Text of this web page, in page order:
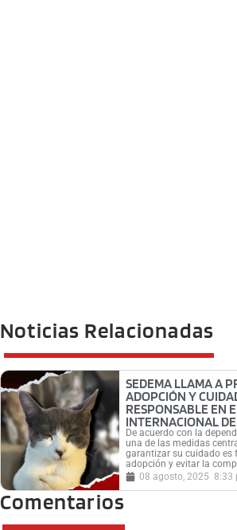
Noticias Relacionadas
SEDEMA LLAMA A
ADOPCIÓN Y
RESPONSABLE EN
INTERNACIONAL
De acuerdo con la
una de las medidas
garantizar su cuidado es
adopción y evitar la
08 agosto, 2025 8:33
Comentarios